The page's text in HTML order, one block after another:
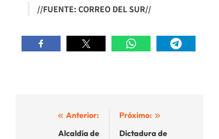
//FUENTE: CORREO DEL SUR//
Navegación
Anterior:
Alcaldía de
Próximo:
Dictadura de